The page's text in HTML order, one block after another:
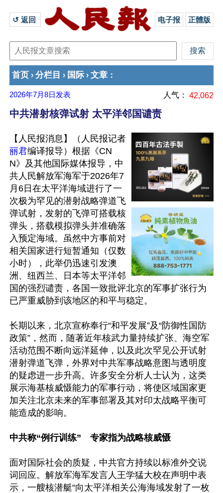
↺ 返回 电子报 正體版
首页 › 分栏目 › 国际 › 文章 ：
2026年7月8日 发表 人气： 42,062
中共潜射核弹试射 太平洋邻国谴责
【人民报消息】（人民报记者
丽君编译报导）根据《CN
N》及其他国际媒体报导，中
共人民解放军海军于2026年7
月6日在太平洋海域进行了一
次极为罕见的潜射战略弹道飞
弹试射，发射的飞弹可搭载核
弹头，搭载模拟弹头并准确落
入预定海域。虽然中方事前对
相关国家进行短暂通知（仅数
小时），此举仍迅速引发澳
洲、纽西兰、日本等太平洋邻
国的强烈谴责，各国一致批评北京的军事扩张行为
已严重威胁到该地区的和平与稳定。
长期以来，北京宣称奉行“和平发展”及“防御性国防
政策”，然而，随著近年核武力量持续扩张、海空军
活动范围不断向远洋延伸，以及此次罕见公开试射
潜射弹道飞弹，外界对中共军事战略意图与透明度
的疑虑进一步升高。许多安全分析人士认为，这类
展示海基核威慑能力的军事行动，将使区域国家更
加关注北京未来的军事部署及其对印太战略平衡可
能造成的影响。
中共称“例行训练”　专家指为战略核威慑
面对国际社会的质疑，中共官方持续以标准外交说
词回应。解放军海军发言人王学猛大校在声明中表
示，一艘核潜艇“向太平洋相关公海海域发射了一枚